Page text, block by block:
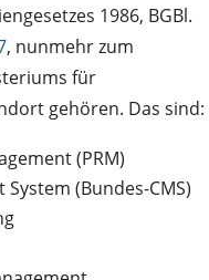
1986, BGBl.
, nunmehr zum
für
gehören. Das sind:
(PRM)
(Bundes-CMS)